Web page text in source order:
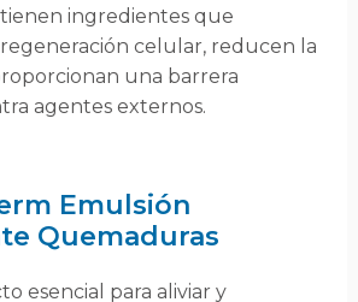
ingredientes que
celular, reducen la
una barrera
agentes externos.
Emulsión
Quemaduras
esencial para aliviar y